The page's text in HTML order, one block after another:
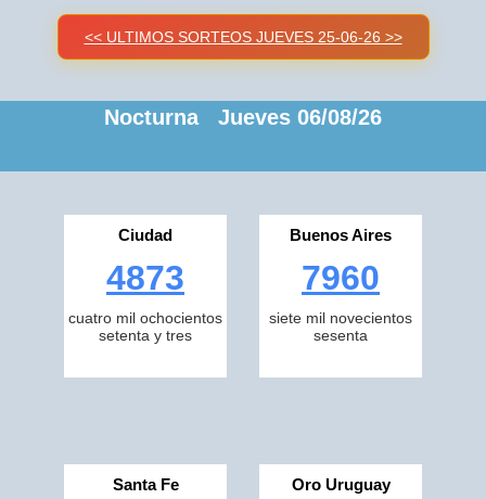
<< ULTIMOS SORTEOS JUEVES 25-06-26 >>
Nocturna Jueves 06/08/26
Ciudad
4873
cuatro mil ochocientos
setenta y tres
Buenos Aires
7960
siete mil novecientos
sesenta
Santa Fe Oro Uruguay